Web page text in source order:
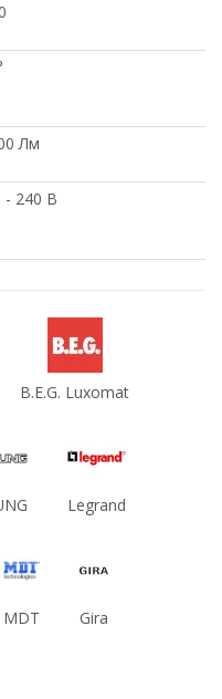
Лм
- 240 В
B.E.G. Luxomat
Legrand
MDT Gira